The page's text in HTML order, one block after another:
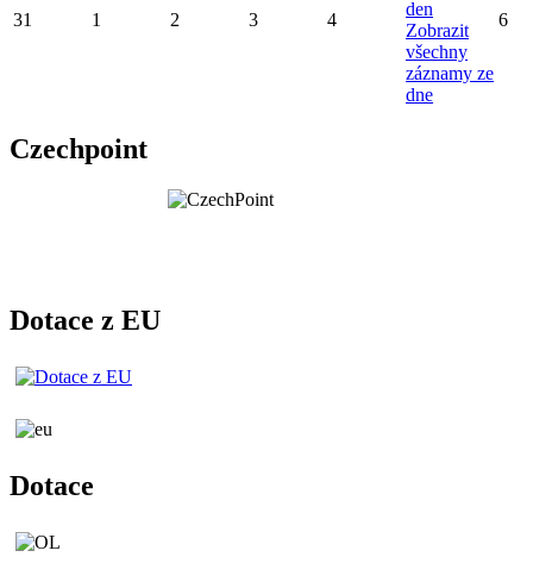
31 1 2 3 4
den
Zobrazit
všechny
záznamy ze
dne
6
Czechpoint
Dotace z EU
Dotace